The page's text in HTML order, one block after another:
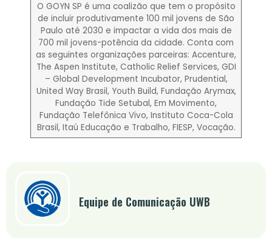
O GOYN SP é uma coalizão que tem o propósito
de incluir produtivamente 100 mil jovens de São
Paulo até 2030 e impactar a vida dos mais de
700 mil jovens-potência da cidade. Conta com
as seguintes organizações parceiras: Accenture,
The Aspen Institute, Catholic Relief Services, GDI
– Global Development Incubator, Prudential,
United Way Brasil​, Youth Build, Fundação Arymax,
Fundação Tide Setubal, Em Movimento,
Fundação Telefônica Vivo, Instituto Coca-Cola
Brasil, Itaú Educação e Trabalho, FIESP, Vocação.
Equipe de Comunicação UWB